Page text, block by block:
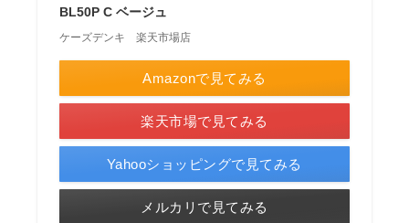
BL50P C ベージュ
ケーズデンキ 楽天市場店
Amazonで見てみる
楽天市場で見てみる
Yahooショッピングで見てみる
メルカリで見てみる